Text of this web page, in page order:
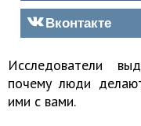
Вконтакте
Исследователи
почему люди
ими с вами.